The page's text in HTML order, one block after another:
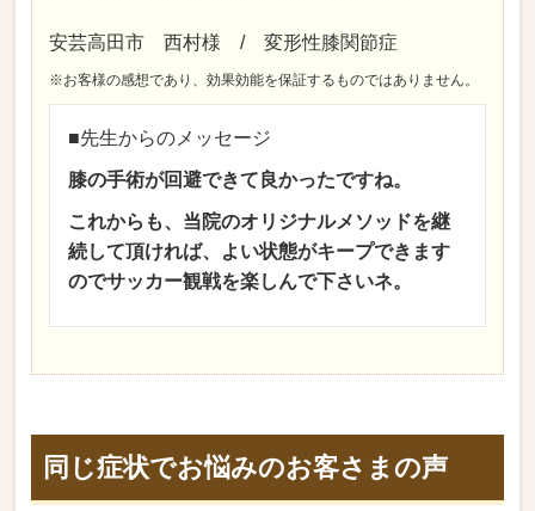
安芸高田市 西村様 / 変形性膝関節症
※お客様の感想であり、効果効能を保証するものではありません。
■先生からのメッセージ
膝の手術が回避できて良かったですね。
これからも、当院のオリジナルメソッドを継
続して頂ければ、よい状態がキープできます
のでサッカー観戦を楽しんで下さいネ。
同じ症状でお悩みのお客さまの声